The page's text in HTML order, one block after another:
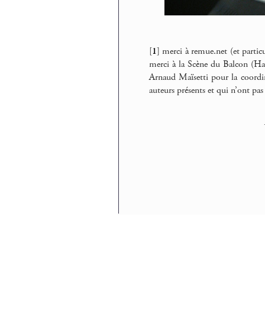
[1]merci à remue.net (et
merci à la Scène du Balcon
Arnaud Maïsetti pour la
auteurs présents et qui n’ont